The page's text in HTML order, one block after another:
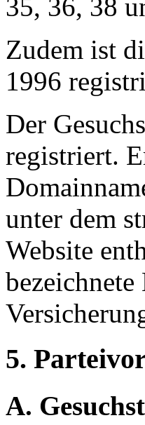
35, 36, 38
Zudem ist
1996
Der
registriert.
unter dem
Website
5.
A.